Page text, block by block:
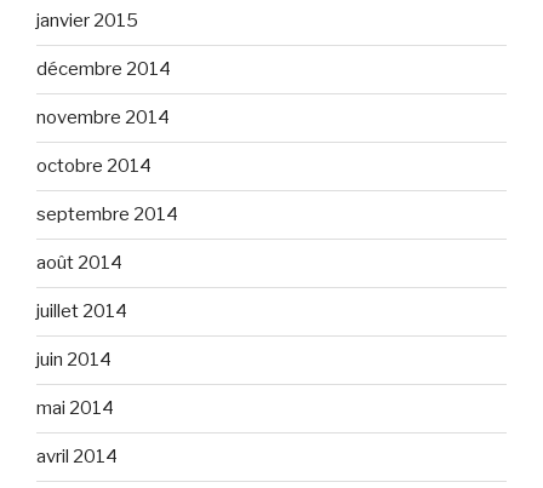
janvier 2015
décembre 2014
novembre 2014
octobre 2014
septembre 2014
août 2014
juillet 2014
juin 2014
mai 2014
avril 2014